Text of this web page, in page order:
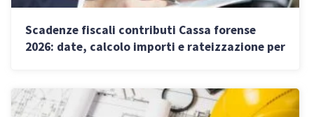
Scadenze fiscali contributi Cassa forense
2026: date, calcolo importi e rateizzazione per